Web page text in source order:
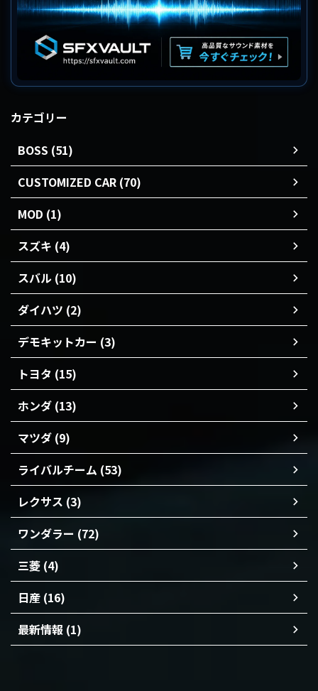
カテゴリー
BOSS (51)
CUSTOMIZED CAR (70)
MOD (1)
スズキ (4)
スバル (10)
ダイハツ (2)
デモキットカー (3)
トヨタ (15)
ホンダ (13)
マツダ (9)
ライバルチーム (53)
レクサス (3)
ワンダラー (72)
三菱 (4)
日産 (16)
最新情報 (1)